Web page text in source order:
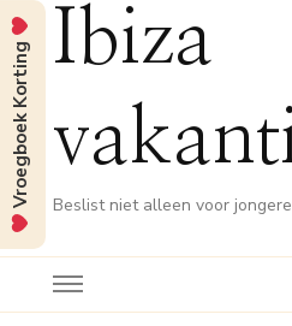
Ibiza
Beslist niet alleen voor
Vroegboek Korting